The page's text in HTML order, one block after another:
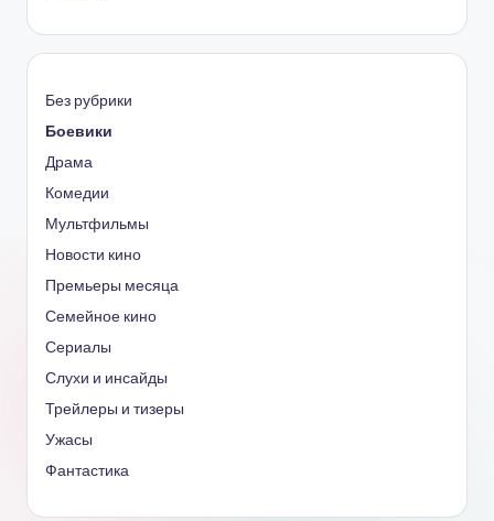
Без рубрики
Боевики
Драма
Комедии
Мультфильмы
Новости кино
Премьеры месяца
Семейное кино
Сериалы
Слухи и инсайды
Трейлеры и тизеры
Ужасы
Фантастика